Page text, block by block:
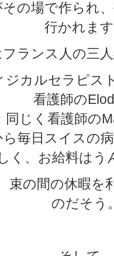
の場で作られ
行かれま
ランス人の三
ジカルセラピス
看護師の
同じく看護師の
ら毎日スイスの
く、お給料はう
束の間の休暇
のだそう